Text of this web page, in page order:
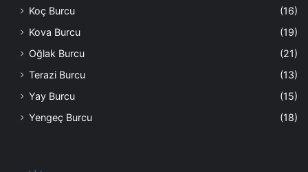
Koç Burcu
(16)
Kova Burcu
(19)
Oğlak Burcu
(21)
Terazi Burcu
(13)
Yay Burcu
(15)
Yengeç Burcu
(18)